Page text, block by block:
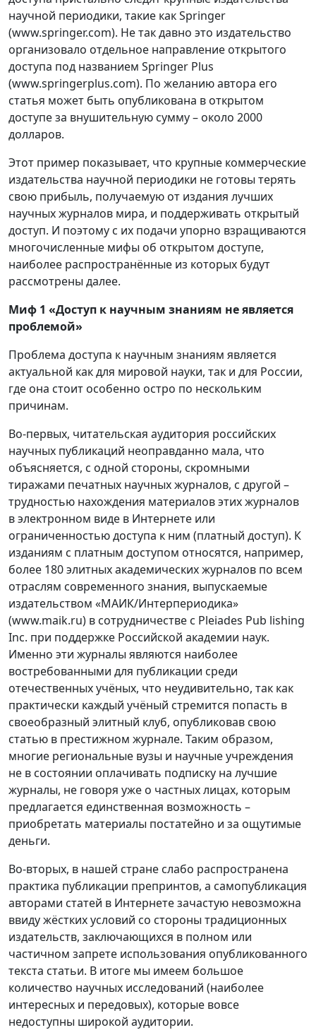
научной периодики, такие как Springer
(www.springer.com). Не так давно это издательство
организовало отдельное направление открытого
доступа под названием Springer Plus
(www.springerplus.com). По желанию автора его
статья может быть опубликована в открытом
доступе за внушительную сумму – около 2000
долларов.
Этот пример показывает, что крупные коммерческие
издательства научной периодики не готовы терять
свою прибыль, получаемую от издания лучших
научных журналов мира, и поддерживать открытый
доступ. И поэтому с их подачи упорно взращиваются
многочисленные мифы об открытом доступе,
наиболее распространённые из которых будут
рассмотрены далее.
Миф 1 «Доступ к научным знаниям не является
проблемой»
Проблема доступа к научным знаниям является
актуальной как для мировой науки, так и для России,
где она стоит особенно остро по нескольким
причинам.
Во-первых, читательская аудитория российских
научных публикаций неоправданно мала, что
объясняется, с одной стороны, скромными
тиражами печатных научных журналов, с другой –
трудностью нахождения материалов этих журналов
в электронном виде в Интернете или
ограниченностью доступа к ним (платный доступ). К
изданиям с платным доступом относятся, например,
более 180 элитных академических журналов по всем
отраслям современного знания, выпускаемые
издательством «МАИК/Интерпериодика»
(www.maik.ru) в сотрудничестве с Pleiades Pub lishing
Inc. при поддержке Российской академии наук.
Именно эти журналы являются наиболее
востребованными для публикации среди
отечественных учёных, что неудивительно, так как
практически каждый учёный стремится попасть в
своеобразный элитный клуб, опубликовав свою
статью в престижном журнале. Таким образом,
многие региональные вузы и научные учреждения
не в состоянии оплачивать подписку на лучшие
журналы, не говоря уже о частных лицах, которым
предлагается единственная возможность –
приобретать материалы постатейно и за ощутимые
деньги.
Во-вторых, в нашей стране слабо распространена
практика публикации препринтов, а самопубликация
авторами статей в Интернете зачастую невозможна
ввиду жёстких условий со стороны традиционных
издательств, заключающихся в полном или
частичном запрете использования опубликованного
текста статьи. В итоге мы имеем большое
количество научных исследований (наиболее
интересных и передовых), которые вовсе
недоступны широкой аудитории.